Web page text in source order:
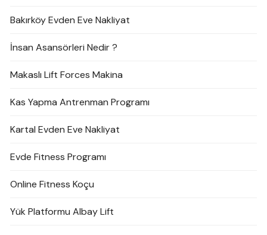
Bakırköy Evden Eve Nakliyat
İnsan Asansörleri Nedir ?
Makaslı Lift Forces Makina
Kas Yapma Antrenman Programı
Kartal Evden Eve Nakliyat
Evde Fitness Programı
Online Fitness Koçu
Yük Platformu Albay Lift